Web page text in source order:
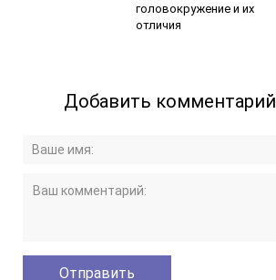
головокружение и их
отличия
Добавить комментарий